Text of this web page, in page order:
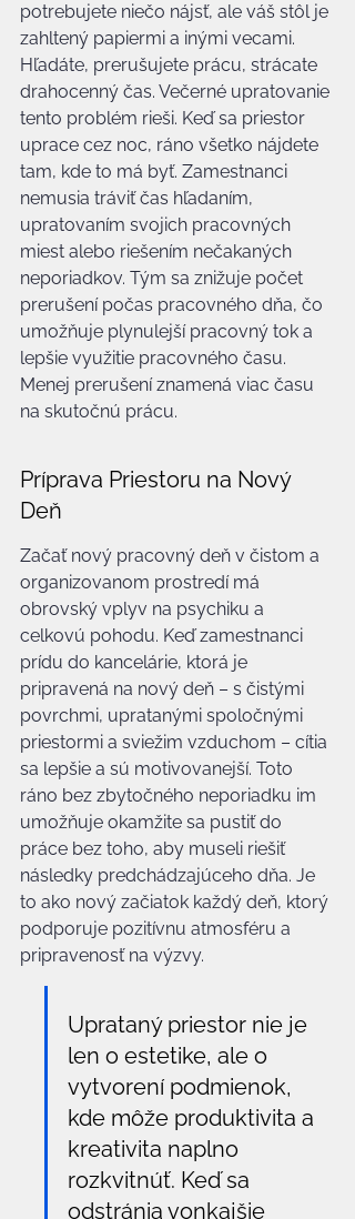
potrebujete niečo nájsť, ale váš stôl je
zahltený papiermi a inými vecami.
Hľadáte, prerušujete prácu, strácate
drahocenný čas. Večerné upratovanie
tento problém rieši. Keď sa priestor
uprace cez noc, ráno všetko nájdete
tam, kde to má byť. Zamestnanci
nemusia tráviť čas hľadaním,
upratovaním svojich pracovných
miest alebo riešením nečakaných
neporiadkov. Tým sa znižuje počet
prerušení počas pracovného dňa, čo
umožňuje plynulejší pracovný tok a
lepšie využitie pracovného času.
Menej prerušení znamená viac času
na skutočnú prácu.
Príprava Priestoru na Nový
Deň
Začať nový pracovný deň v čistom a
organizovanom prostredí má
obrovský vplyv na psychiku a
celkovú pohodu. Keď zamestnanci
prídu do kancelárie, ktorá je
pripravená na nový deň – s čistými
povrchmi, upratanými spoločnými
priestormi a sviežim vzduchom – cítia
sa lepšie a sú motivovanejší. Toto
ráno bez zbytočného neporiadku im
umožňuje okamžite sa pustiť do
práce bez toho, aby museli riešiť
následky predchádzajúceho dňa. Je
to ako nový začiatok každý deň, ktorý
podporuje pozitívnu atmosféru a
pripravenosť na výzvy.
Uprataný priestor nie je
len o estetike, ale o
vytvorení podmienok,
kde môže produktivita a
kreativita naplno
rozkvitnúť. Keď sa
odstránia vonkajšie